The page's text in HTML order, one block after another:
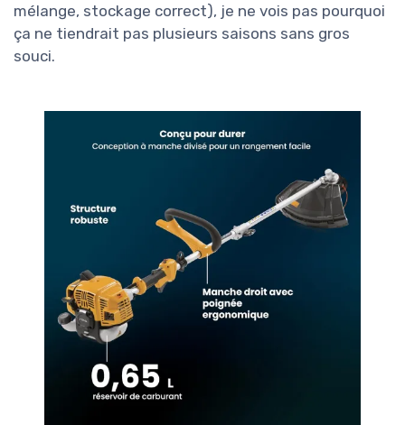
mélange, stockage correct), je ne vois pas pourquoi
ça ne tiendrait pas plusieurs saisons sans gros
souci.